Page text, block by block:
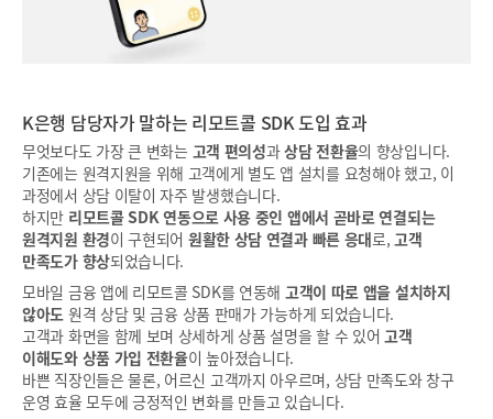
K은행 담당자가 말하는 리모트콜 SDK 도입 효과
무엇보다도 가장 큰 변화는 고객 편의성과상담 전환율의 향상입니다.
기존에는 원격지원을 위해 고객에게 별도 앱 설치를 요청해야 했고, 이
과정에서 상담 이탈이 자주 발생했습니다.
하지만 리모트콜 SDK 연동으로 사용 중인 앱에서 곧바로 연결되는
원격지원 환경이 구현되어 원활한 상담 연결과 빠른 응대로, 고객
만족도가 향상되었습니다.
모바일 금융 앱에 리모트콜 SDK를 연동해 고객이 따로 앱을 설치하지
않아도 원격 상담 및 금융 상품 판매가 가능하게 되었습니다.
고객과 화면을 함께 보며 상세하게 상품 설명을 할 수 있어 고객
이해도와 상품 가입 전환율이 높아졌습니다.
바쁜 직장인들은 물론, 어르신 고객까지 아우르며, 상담 만족도와 창구
운영 효율 모두에 긍정적인 변화를 만들고 있습니다.